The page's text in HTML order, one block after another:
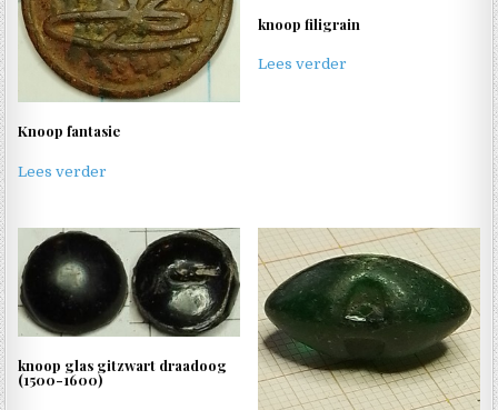
Knoop fantasie
Lees verder
knoop filigrain
Lees verder
knoop glas gitzwart draadoog
(1500-1600)